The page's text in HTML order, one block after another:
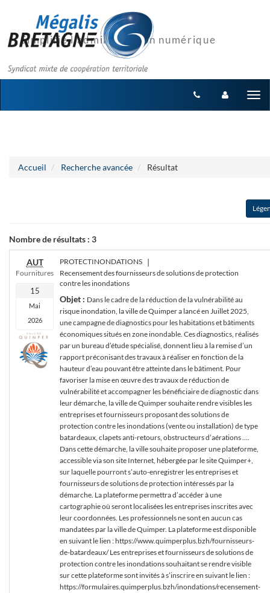
Accueil Recherche avancée Résultat
Nombre de résultats : 3
AUT
Fournitures
15
Mai
2026
PROTECTINONDATIONS |
Recensement des fournisseurs de solutions de protection
contre les inondations
Objet : Dans le cadre de la réduction de la vulnérabilité au
risque inondation, la ville de Quimper a lancé en Juillet 2025,
une campagne de diagnostics pour les habitations et bâtiments
économiques situés en zone inondable. Ces diagnostics, réalisés
par un bureau d’étude spécialisé, donnent lieu à la remise d’un
rapport préconisant des travaux à réaliser en fonction de la
hauteur d’eau pouvant être atteinte dans le bâtiment. Pour
favoriser la mise en œuvre des travaux de réduction de
vulnérabilité et accompagner les bénéficiaire de diagnostic dans
leur démarche, la ville de Quimper souhaite rendre visibles les
entreprises et fournisseurs proposant des solutions de
protection contre les inondations (vente ou installation) de type
batardeaux, clapets anti-retours, obstructeurs d’aérations ….
Dans cette démarche, la ville souhaite proposer une plateforme,
accessible via son site Internet, hébergée par le site Quimper+,
sur laquelle pourront s’auto-enregistrer les entreprises et
fournisseurs de solutions de protection intéressés par la
démarche. La plateforme permettra d’accéder à une
cartographie où seront localisées les entreprises inscrites avec
leur coordonnées. Les professionnels ne sont en aucun cas
mandatées par la ville de Quimper. La plateforme est disponible
en suivant le lien : https://www.quimperplus.bzh/fournisseurs-
de-batardeaux/ Les entreprises et fournisseurs de solutions de
protection contre les inondations souhaitant se rendre visible
sur cette plateforme sont invités à s’inscrire en suivant le lien :
https://formulaires.quimperplus.bzh/inondations/recensement-